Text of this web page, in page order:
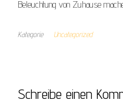
Beleuchtung von Zuhause
Kategorie Uncategorized
Schreibe einen